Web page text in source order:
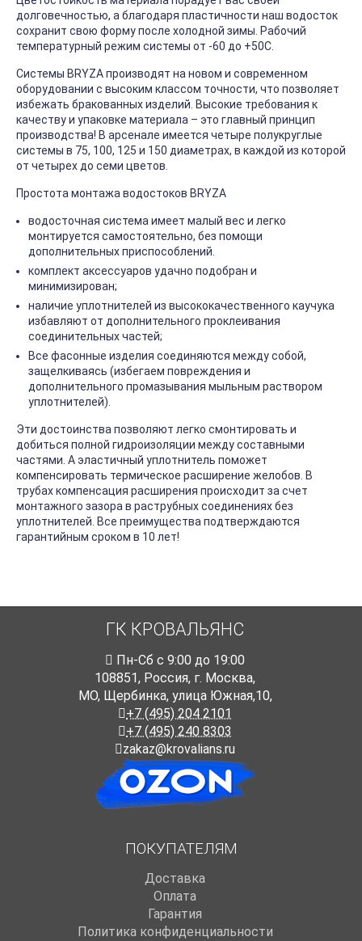
долговечностью, а благодаря пластичности наш водосток
сохранит свою форму после холодной зимы. Рабочий
температурный режим системы от -60 до +50С.
Системы BRYZA производят на новом и современном
оборудовании с высоким классом точности, что позволяет
избежать бракованных изделий. Высокие требования к
качеству и упаковке материала – это главный принцип
производства! В арсенале имеется четыре полукруглые
системы в 75, 100, 125 и 150 диаметрах, в каждой из которой
от четырех до семи цветов.
Простота монтажа водостоков BRYZA
водосточная система имеет малый вес и легко
монтируется самостоятельно, без помощи
дополнительных приспособлений.
комплект аксессуаров удачно подобран и
минимизирован;
наличие уплотнителей из высококачественного каучука
избавляют от дополнительного проклеивания
соединительных частей;
Все фасонные изделия соединяются между собой,
защелкиваясь (избегаем повреждения и
дополнительного промазывания мыльным раствором
уплотнителей).
Эти достоинства позволяют легко смонтировать и
добиться полной гидроизоляции между составными
частями. А эластичный уплотнитель поможет
компенсировать термическое расширение желобов. В
трубах компенсация расширения происходит за счет
монтажного зазора в раструбных соединениях без
уплотнителей. Все преимущества подтверждаются
гарантийным сроком в 10 лет!
ГК КРОВАЛЬЯНС
Пн-Cб с 9:00 до 19:00
108851, Россия, г. Москва,
МО, Щербинка, улица Южная,10,
+7 (495) 204 2101
+7 (495) 240 8303
zakaz@krovalians.ru
ПОКУПАТЕЛЯМ
Доставка
Оплата
Гарантия
Политика конфиденциальности